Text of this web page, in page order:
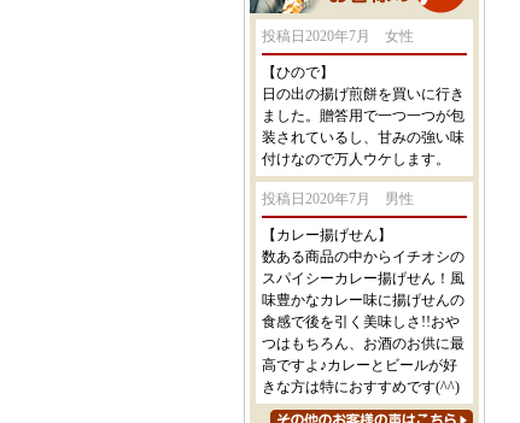
投稿日2020年7月 女性
【ひので】
日の出の揚げ煎餅を買いに行き
ました。贈答用で一つ一つが包
装されているし、甘みの強い味
付けなので万人ウケします。
投稿日2020年7月 男性
【カレー揚げせん】
数ある商品の中からイチオシの
スパイシーカレー揚げせん！風
味豊かなカレー味に揚げせんの
食感で後を引く美味しさ!!おや
つはもちろん、お酒のお供に最
高ですよ♪カレーとビールが好
きな方は特におすすめです(^^)